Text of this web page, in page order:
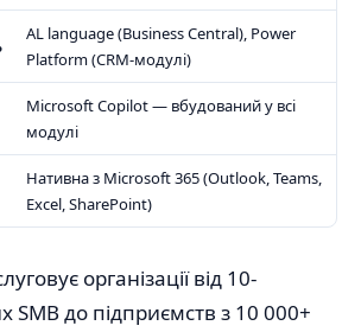
AL language (Business Central), Power
Platform (CRM-модулі)
Microsoft Copilot — вбудований у всі
модулі
Нативна з Microsoft 365 (Outlook, Teams,
Excel, SharePoint)
організації від 10-
SMB до підприємств з 10 000+